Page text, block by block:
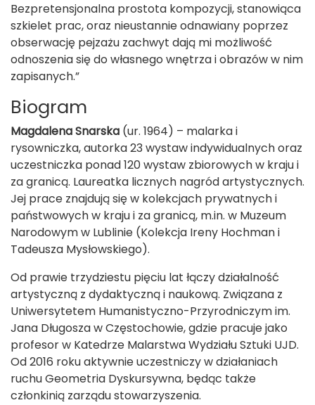
Bezpretensjonalna prostota kompozycji, stanowiąca
szkielet prac, oraz nieustannie odnawiany poprzez
obserwację pejzażu zachwyt dają mi możliwość
odnoszenia się do własnego wnętrza i obrazów w nim
zapisanych.”
Biogram
Magdalena Snarska (ur. 1964) – malarka i
rysowniczka, autorka 23 wystaw indywidualnych oraz
uczestniczka ponad 120 wystaw zbiorowych w kraju i
za granicą. Laureatka licznych nagród artystycznych.
Jej prace znajdują się w kolekcjach prywatnych i
państwowych w kraju i za granicą, m.in. w Muzeum
Narodowym w Lublinie (Kolekcja Ireny Hochman i
Tadeusza Mysłowskiego).
Od prawie trzydziestu pięciu lat łączy działalność
artystyczną z dydaktyczną i naukową. Związana z
Uniwersytetem Humanistyczno-Przyrodniczym im.
Jana Długosza w Częstochowie, gdzie pracuje jako
profesor w Katedrze Malarstwa Wydziału Sztuki UJD.
Od 2016 roku aktywnie uczestniczy w działaniach
ruchu Geometria Dyskursywna, będąc także
członkinią zarządu stowarzyszenia.